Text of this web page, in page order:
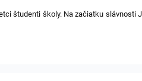
študenti školy. Na začiatku slávnosti